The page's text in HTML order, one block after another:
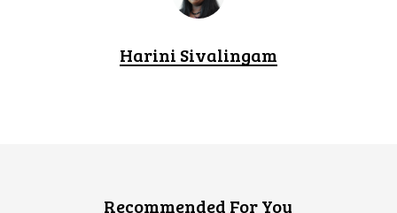
Harini Sivalingam
Recommended For You